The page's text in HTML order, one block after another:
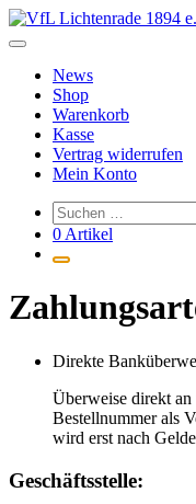
Zum
Inhalt
News
Shop
Warenkorb
Kasse
Vertrag widerrufen
Mein Konto
0 Artikel
Direkte
Überweise direkt
Bestellnummer als
wird erst nach
Geschäftsstelle: